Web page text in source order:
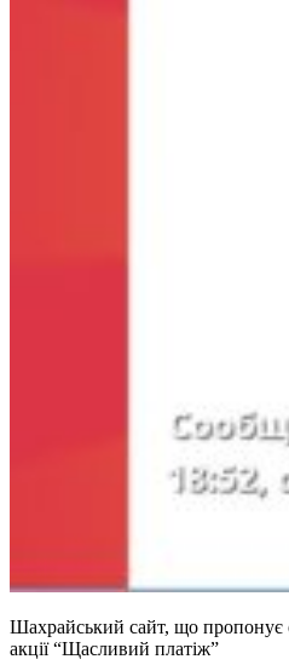
Шахрайський сайт, що пропонує
акції “Щасливий платіж”